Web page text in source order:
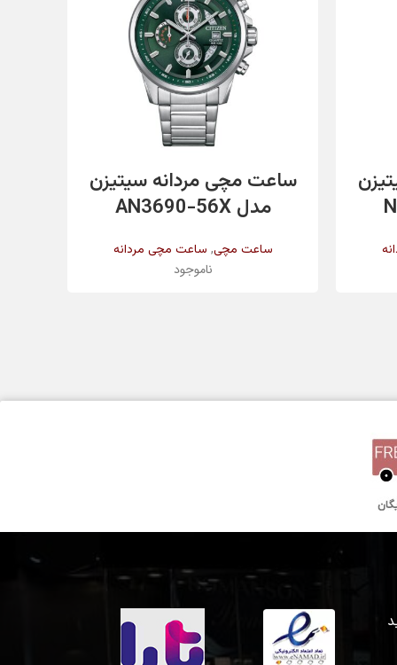
دو سال گارانتی بین المللی
اطلاعات بیشتر
ساعت مچی مردانه سیتیزن
مدل AN3690-56X
ساعت مچی, ساعت مچی مردانه
ناموجود